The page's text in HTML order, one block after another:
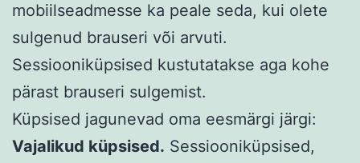
mobiilseadmesse ka peale seda, kui olete
sulgenud brauseri või arvuti.
Sessiooniküpsised kustutatakse aga kohe
pärast brauseri sulgemist.
Küpsised jagunevad oma eesmärgi järgi:
Vajalikud küpsised. Sessiooniküpsised,